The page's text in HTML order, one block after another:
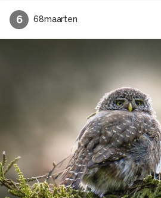
6 68maarten